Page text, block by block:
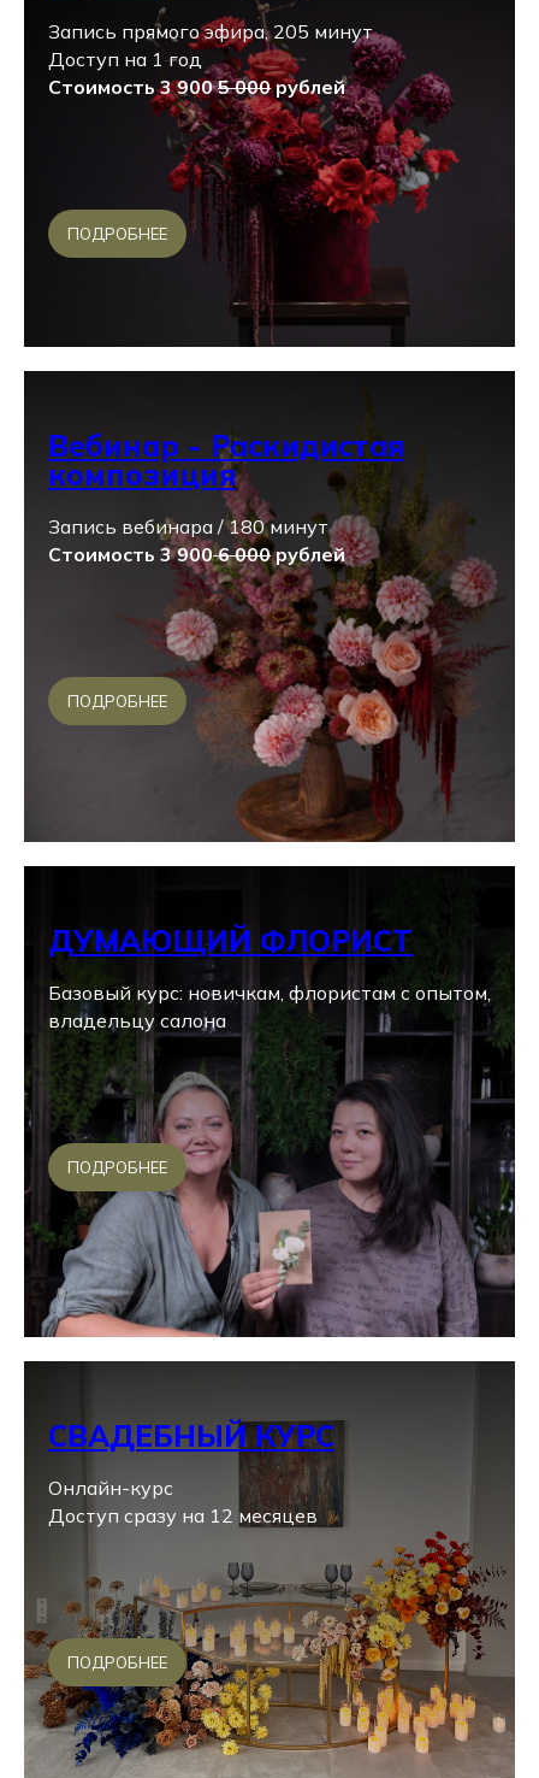
Запись прямого эфира, 205 минут
Доступ на 1 год
Стоимость 3 9005 000рублей
ПОДРОБНЕЕ
Вебинар - Раскидистая
композиция
Запись вебинара / 180 минут
Стоимость 3 900 6 000рублей
ПОДРОБНЕЕ
ДУМАЮЩИЙ ФЛОРИСТ
Базовый курс: новичкам, флористам с опытом,
владельцу салона
ПОДРОБНЕЕ
СВАДЕБНЫЙ КУРС
Онлайн-курс
Доступ сразу на 12 месяцев
ПОДРОБНЕЕ